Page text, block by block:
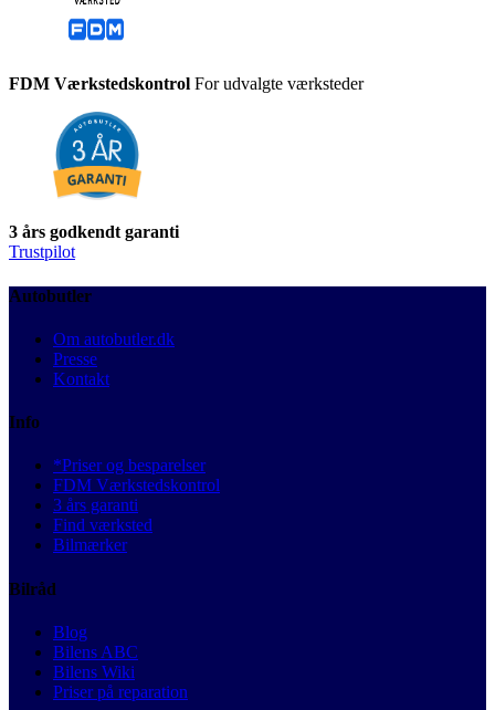
FDM Værkstedskontrol For udvalgte værksteder
3 års godkendt garanti
Trustpilot
Autobutler
Om autobutler.dk
Presse
Kontakt
Info
*Priser og besparelser
FDM Værkstedskontrol
3 års garanti
Find værksted
Bilmærker
Bilråd
Blog
Bilens ABC
Bilens Wiki
Priser på reparation